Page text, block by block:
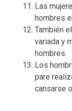
Las
hombres
También
variada y
hombres.
Los
pare
cansarse